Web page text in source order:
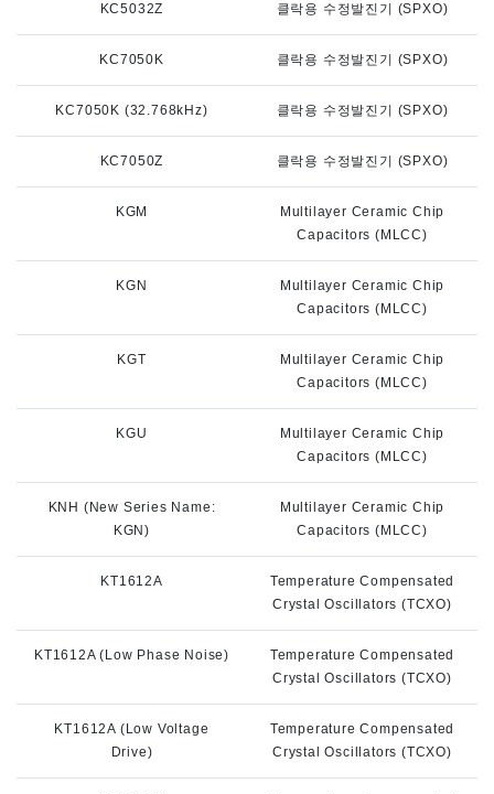
KC5032Z 클락용 수정발진기 (SPXO)
KC7050K 클락용 수정발진기 (SPXO)
KC7050K (32.768kHz) 클락용 수정발진기 (SPXO)
KC7050Z 클락용 수정발진기 (SPXO)
KGM
Multilayer Ceramic Chip
Capacitors (MLCC)
KGN
Multilayer Ceramic Chip
Capacitors (MLCC)
KGT
Multilayer Ceramic Chip
Capacitors (MLCC)
KGU
Multilayer Ceramic Chip
Capacitors (MLCC)
KNH (New Series Name:
KGN)
Multilayer Ceramic Chip
Capacitors (MLCC)
KT1612A
Temperature Compensated
Crystal Oscillators (TCXO)
KT1612A (Low Phase Noise)
Temperature Compensated
Crystal Oscillators (TCXO)
KT1612A (Low Voltage
Drive)
Temperature Compensated
Crystal Oscillators (TCXO)